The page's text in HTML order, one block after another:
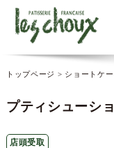
トップページ > ショートケー
プティシューシ
店頭受取